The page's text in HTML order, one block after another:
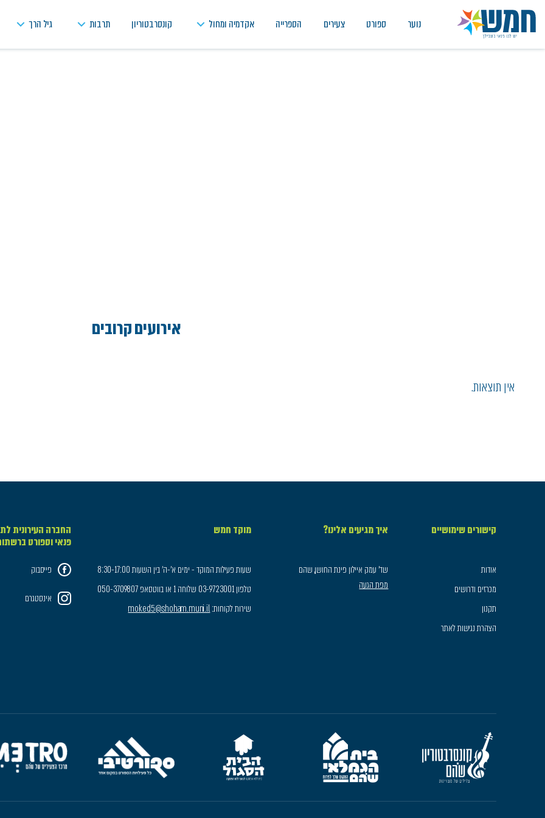
נוער ספורט צעירים הספרייה אקדמיה ומחול קונסרבטוריון תרבות גיל הרך
אירועים קרובים
אין תוצאות.
קישורים שימושיים
אודות
מכרזים ודרושים
תקנון
הצהרת נגישות לאתר
איך מגיעים אלינו?
שד׳ עמק איילון פינת החושן, שהם
מפת הגעה
מוקד חמש
שעות פעילות המוקד - ימים א'-ה' בין השעות 8:30-17:00
טלפון 03-9723001 שלוחה 1 או בווטסאפ 050-3709807
שירות לקוחות:moked5@shoham.muni.il
החברה העירונית
פנאי וספורט
פייסבוק
אינסטגרם